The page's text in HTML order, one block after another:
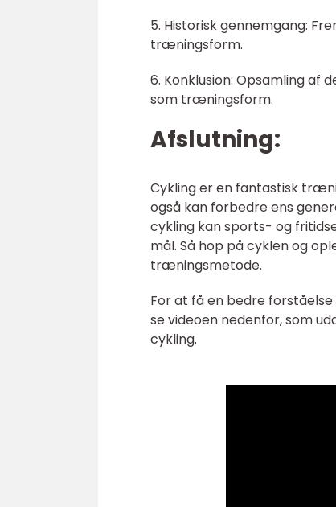
5. Historisk gennemgang:
træningsform.
6. Konklusion: Opsamling
som træningsform.
Afslutning:
Cykling er en fantastisk
også kan forbedre ens
cykling kan sports- og
mål. Så hop på cyklen og
træningsmetode.
For at få en bedre
se videoen nedenfor, som
cykling.